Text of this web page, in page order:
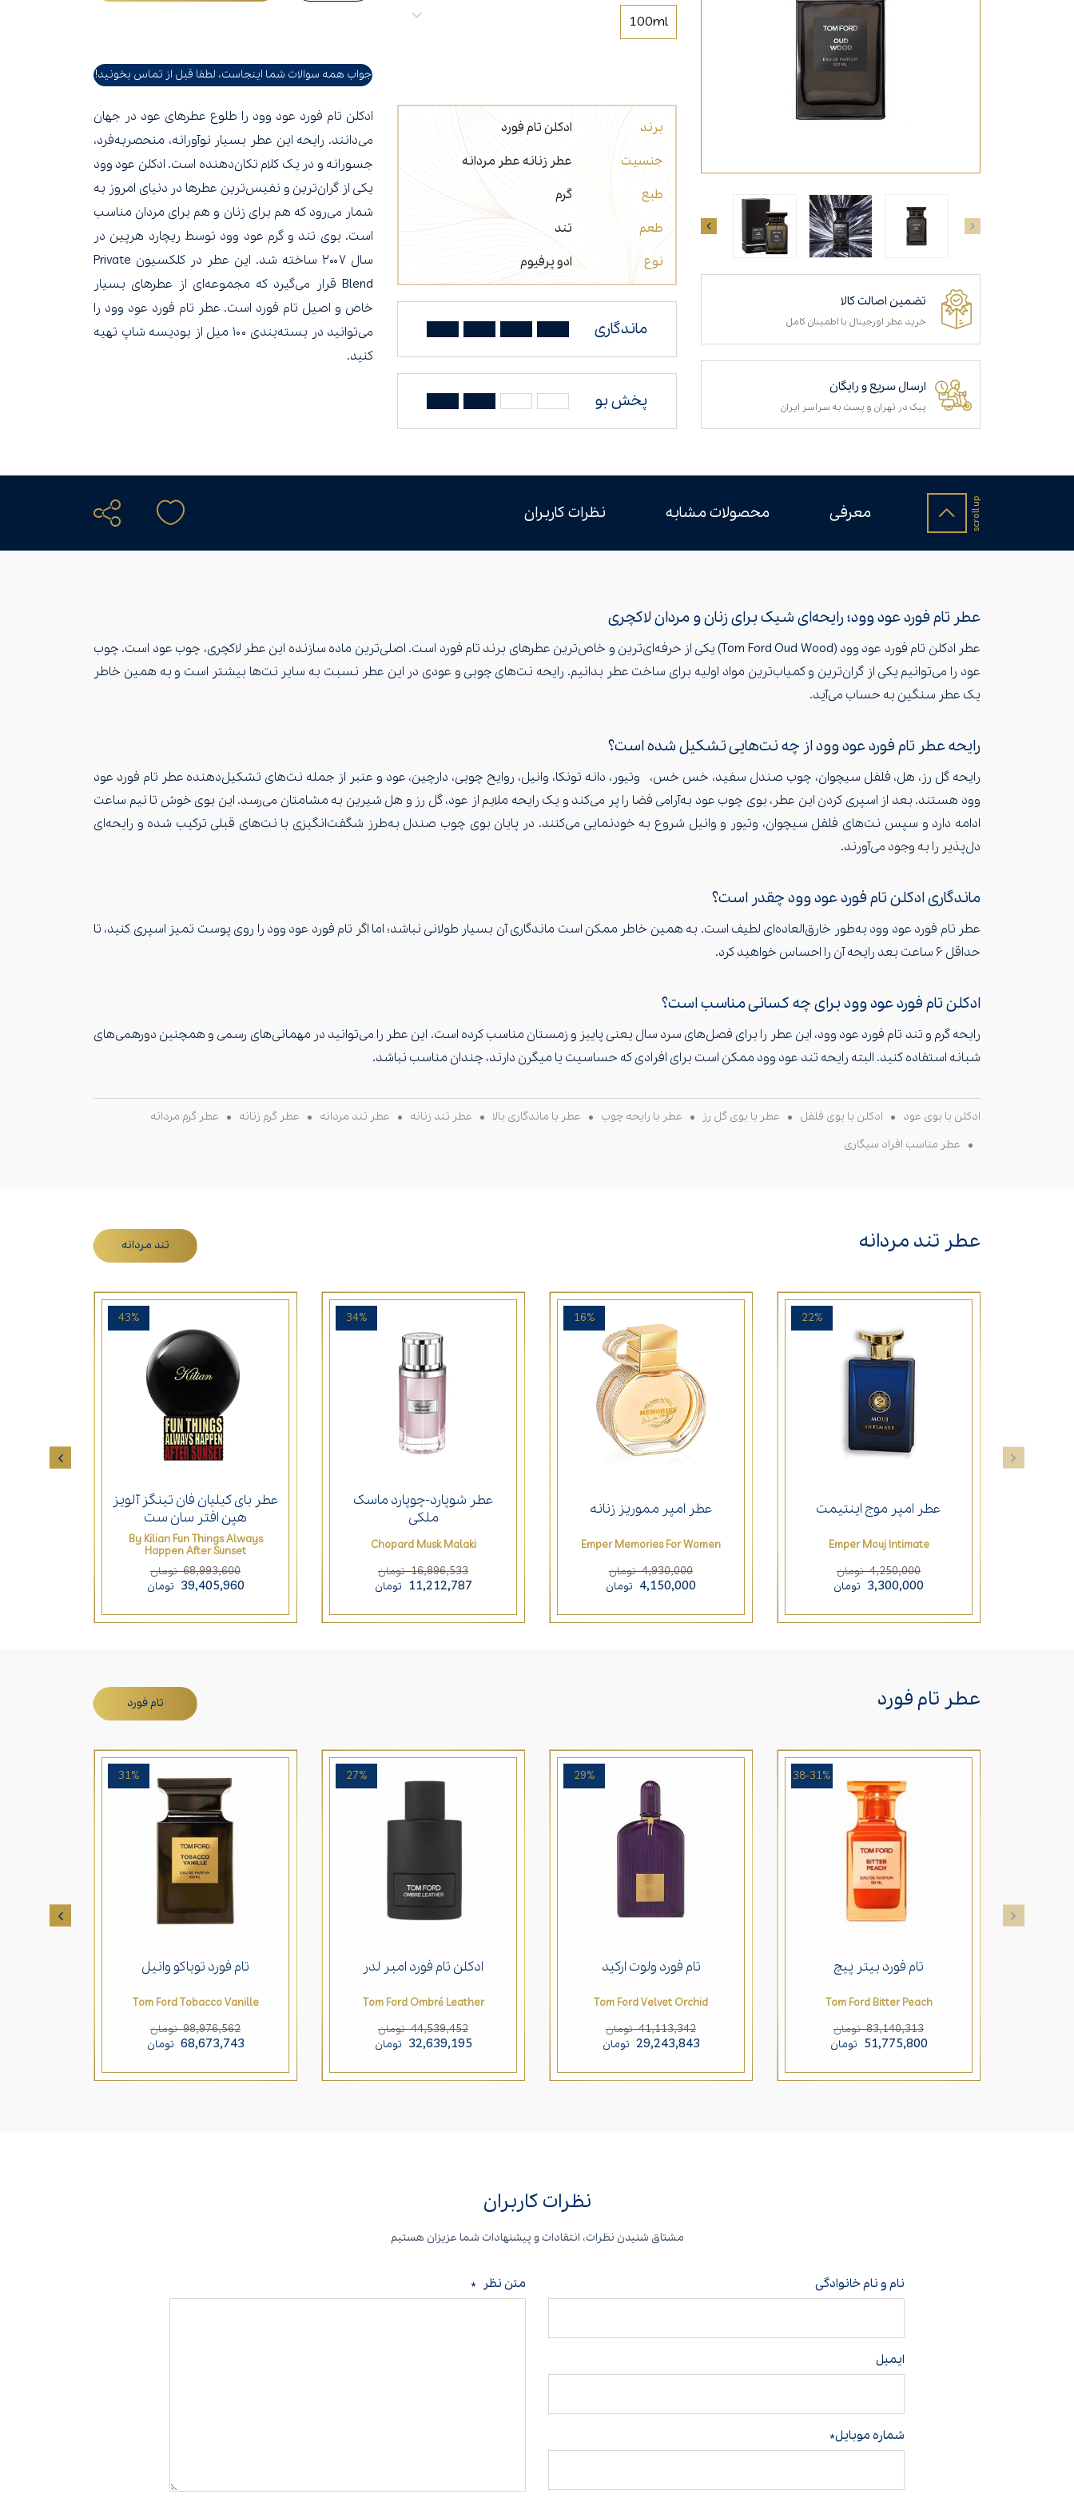
تضمین اصالت کالا
خرید عطر اورجینال با اطمینان کامل
ارسال سریع و رایگان
پیک در تهران و پست به سراسر ایران
100ml
جواب همه سوالات شما اینجاست، لطفا قبل از تماس بخونید!
برند
ادکلن تام فورد
جنسیت
عطر زنانهعطر مردانه
طبع
گرم
طعم
تند
نوع
ادو پرفیوم
ماندگاری
پخش بو
ادکلن تام فورد عود وود را طلوع عطرهای عود در جهان
می‌دانند. رایحه این عطر بسیار نوآورانه، منحصربه‌فرد،
جسورانه و در یک کلام تکان‌دهنده است. ادکلن عود وود
یکی از گران‌ترین و نفیس‌ترین عطرها در دنیای امروز به
شمار می‌رود که هم برای زنان و هم برای مردان مناسب
است. بوی تند و گرم عود وود توسط ریچارد هرپین در
سال ۲۰۰۷ ساخته شد. این عطر در کلکسیون Private
Blend قرار می‌گیرد که مجموعه‌ای از عطرهای بسیار
خاص و اصیل تام فورد است. عطر تام فورد عود وود را
می‌توانید در بسته‌بندی ۱۰۰ میل از بودیسه شاپ تهیه
کنید.
معرفی محصولات مشابه نظرات کاربران
عطر تام فورد عود وود؛ رایحه‌ای شیک برای زنان و مردان لاکچری
عطر ادکلن تام فورد عود وود (Tom Ford Oud Wood) یکی از حرفه‌ای‌ترین و خاص‌ترین عطرهای برند تام فورد است. اصلی‌ترین ماده سازنده این عطر لاکچری، چوب عود است. چوب
عود را می‌توانیم یکی از گران‌ترین و کمیاب‌ترین مواد اولیه برای ساخت عطر بدانیم. رایحه نت‌های چوبی و عودی در این عطر نسبت به سایر نت‌ها بیشتر است و به همین خاطر
یک عطر سنگین به حساب می‌آید.
رایحه عطر تام فورد عود وود از چه نت‌هایی تشکیل شده است؟
رایحه گل رز، هل، فلفل سیچوان، چوب صندل سفید، خس خس، وتیور، دانه تونکا، وانیل، روایح چوبی، دارچین، عود و عنبر از جمله نت‌های تشکیل‌دهنده عطر تام فورد عود
وود هستند. بعد از اسپری کردن این عطر، بوی چوب عود به‌آرامی فضا را پر می‌کند و یک رایحه ملایم از عود، گل رز و هل شیرین به مشامتان می‌رسد. این بوی خوش تا نیم ساعت
ادامه دارد و سپس نت‌های فلفل سیچوان، وتیور و وانیل شروع به خودنمایی می‌کنند. در پایان بوی چوب صندل به‌طرز شگفت‌انگیزی با نت‌های قبلی ترکیب شده و رایحه‌ای
دل‌پذیر را به وجود می‌آورند.
ماندگاری ادکلن تام فورد عود وود چقدر است؟
عطر تام فورد عود وود به‌طور خارق‌العاده‌ای لطیف است. به همین خاطر ممکن است ماندگاری آن بسیار طولانی نباشد؛ اما اگر تام فورد عود وود را روی پوست تمیز اسپری کنید، تا
حداقل ۶ ساعت بعد رایحه آن را احساس خواهید کرد.
ادکلن تام فورد عود وود برای چه کسانی مناسب است؟
رایحه گرم و تند تام فورد عود وود، این عطر را برای فصل‌های سرد سال یعنی پاییز و زمستان مناسب کرده است. این عطر را می‌توانید در مهمانی‌های رسمی و همچنین دورهمی‌های
شبانه استفاده کنید. البته رایحه تند عود وود ممکن است برای افرادی که حساسیت یا میگرن دارند، چندان مناسب نباشد.
ادکلن با بوی عود ادکلن با بوی فلفل عطر با بوی گل رز عطر با رایحه چوب عطر با ماندگاری بالا عطر تند زنانه عطر تند مردانه عطر گرم زنانه
عطر گرم مردانه
عطر مناسب افراد سیگاری
عطر تند مردانه تند مردانه
22%
عطر امپر موج اینتیمت
Emper Mouj Intimate
4,250,000 تومان
3,300,000 تومان
16%
عطر امپر مموریز زنانه
Emper Memories For Women
4,930,000 تومان
4,150,000 تومان
34%
عطر شوپارد-چوپارد ماسک
ملکی
Chopard Musk Malaki
16,896,533 تومان
11,212,787 تومان
43%
عطر بای کیلیان فان تینگز آلویز
هپن افتر سان ست
By Kilian Fun Things Always
Happen After Sunset
68,993,600 تومان
39,405,960 تومان
عطر تام فورد تام فورد
38-31%
تام فورد بیتر پیچ
Tom Ford Bitter Peach
83,140,313 تومان
51,775,800 تومان
29%
تام فورد ولوت ارکید
Tom Ford Velvet Orchid
41,113,342 تومان
29,243,843 تومان
27%
ادکلن تام فورد امبر لدر
Tom Ford Ombré Leather
44,539,452 تومان
32,639,195 تومان
31%
تام فورد توباکو وانیل
Tom Ford Tobacco Vanille
98,976,562 تومان
68,673,743 تومان
نظرات کاربران
مشتاق شنیدن نظرات، انتقادات و پیشنهادات شما عزیزان هستیم
نام و نام خانوادگی
ایمیل
شماره موبایل*
متن نظر *